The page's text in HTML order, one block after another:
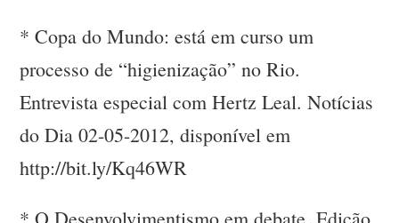
* Copa do Mundo: está em curso um
processo de “higienização” no Rio.
Entrevista especial com Hertz Leal. Notícias
do Dia 02-05-2012, disponível em
http://bit.ly/Kq46WR